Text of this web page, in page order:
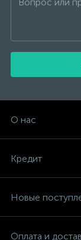
О нас
Кредит
Новые
Оплата и